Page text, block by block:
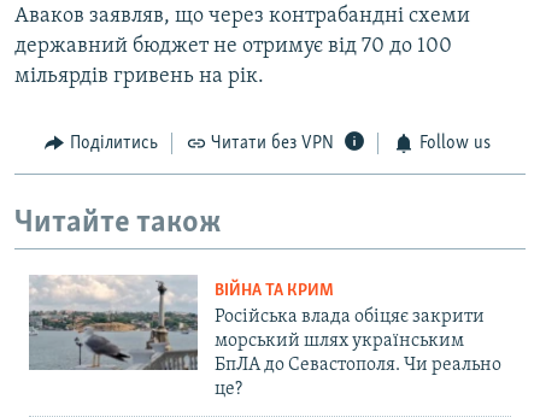
Аваков заявляв, що через контрабандні схеми
державний бюджет не отримує від 70 до 100
мільярдів гривень на рік.
Поділитись Читати без VPN Follow us
Читайте також
ВІЙНА ТА КРИМ
Російська влада обіцяє закрити
морський шлях українським
БпЛА до Севастополя. Чи реально
це?